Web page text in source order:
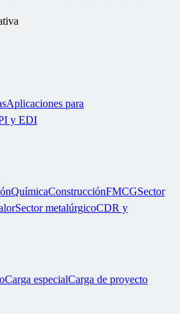
Aplicaciones para
y EDI
QuímicaConstrucciónFMCGSector
Sector metalúrgicoCDR y
Carga especialCarga de proyecto